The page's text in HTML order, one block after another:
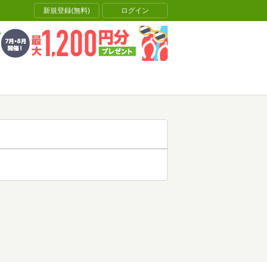
新規登録(無料) ログイン